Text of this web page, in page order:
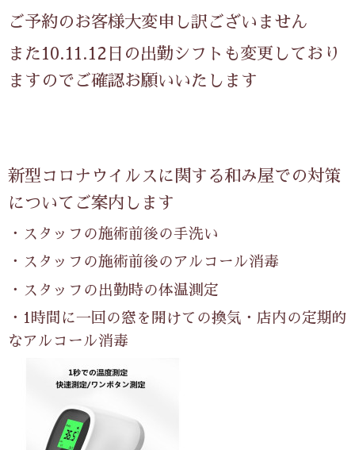
ご予約のお客様大変申し訳ございません
また10.11.12日の出勤シフトも変更しており
ますのでご確認お願いいたします
新型コロナウイルスに関する和み屋での対策
についてご案内します
・スタッフの施術前後の手洗い
・スタッフの施術前後のアルコール消毒
・スタッフの出勤時の体温測定
・ 1 時間に一回の窓を開けての換気 ・店内の定期的
なアルコール消毒